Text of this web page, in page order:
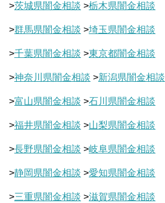
>茨城県闇金相談 >栃木県闇金相談
>群馬県闇金相談 >埼玉県闇金相談
>千葉県闇金相談 >東京都闇金相談
>神奈川県闇金相談 >新潟県闇金相談
>富山県闇金相談 >石川県闇金相談
>福井県闇金相談 >山梨県闇金相談
>長野県闇金相談 >岐阜県闇金相談
>静岡県闇金相談 >愛知県闇金相談
>三重県闇金相談 >滋賀県闇金相談